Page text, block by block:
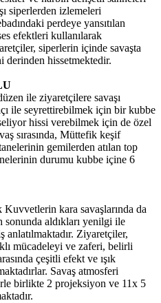
siperlerden izlemeleri
perdeye yansıtılan
efektleri kullanılarak
siperlerin içinde savaşta
derinden hissetmektedir.
ile ziyaretçilere savaşı
ile seyrettirebilmek için bir kubbe
hissi verebilmek için de özel
sırasında, Müttefik keşif
gemilerden atılan top
durumu kubbe içine 6
kara savaşlarında da
sonunda aldıkları yenilgi ile
anlatılmaktadır. Ziyaretçiler,
mücadeleyi ve zaferi, belirli
çeşitli efekt ve ışık
Savaş atmosferi
birlikte 2 projeksiyon ve 11x 5